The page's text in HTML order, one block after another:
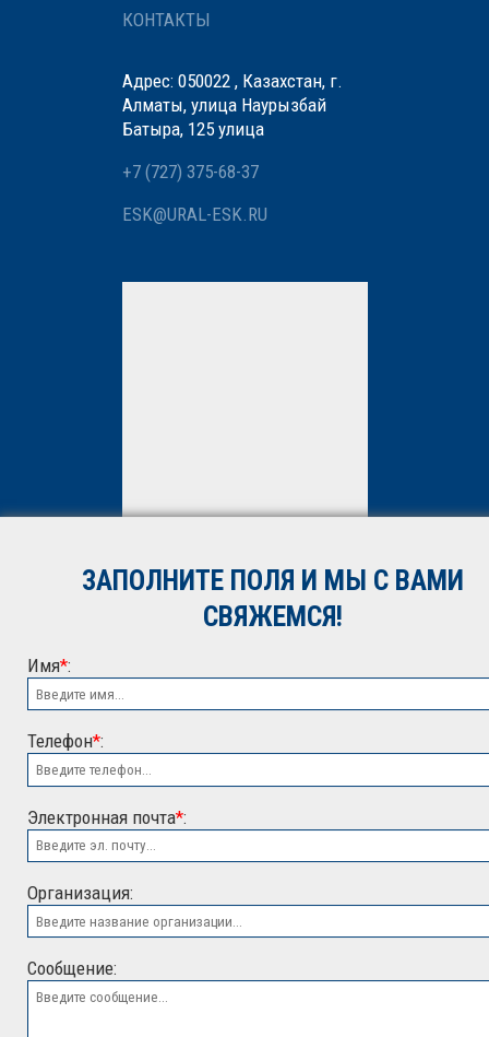
КОНТАКТЫ
Адрес: 050022 , Казахстан, г.
Алматы, улица Наурызбай
Батыра, 125 улица
+7 (727) 375-68-37
ESK@URAL-ESK.RU
обработку персональных
обработке данных вПолитике
*
ООО "ЭСК"
ЗАПОЛНИТЕ ПОЛЯ И МЫ С ВАМИ
СВЯЖЕМСЯ!
Имя*:
Телефон*:
Электронная почта*:
Организация:
Сообщение: